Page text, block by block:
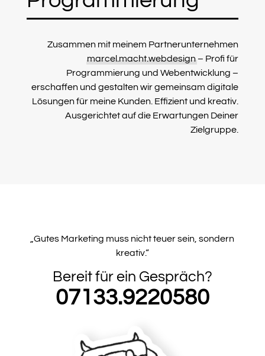
Zusammen mit meinem Partnerunternehmen
marcel.macht.webdesign– Profi für
Programmierung und Webentwicklung –
erschaffen und gestalten wir gemeinsam digitale
Lösungen für meine Kunden. Effizient und kreativ.
Ausgerichtet auf die Erwartungen Deiner
Zielgruppe.
„Gutes Marketing muss nicht teuer sein, sondern
kreativ.“
Bereit für ein Gespräch?
07133.9220580